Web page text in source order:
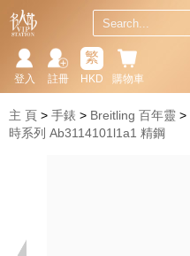
購物車
繁
HKD
註冊
登入
主 頁 手錶 Breitling 百年靈
時系列 Ab3114101l1a1 精鋼